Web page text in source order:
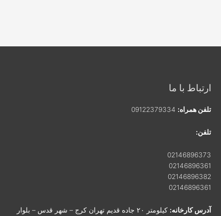
ارتباط با ما
تلفن همراه: 09122379334
تلفن:
02146896373
02146896361
02146896382
02146896361
آدرس کارخانه:
کیلومتر ۲۰ جاده قدیم تهران کرج – شهر قدس – بلوار